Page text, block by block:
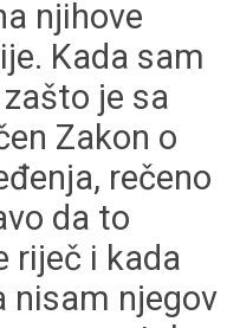
njihove
Kada sam
je sa
Zakon o
rečeno
da to
riječ i kada
nisam njegov